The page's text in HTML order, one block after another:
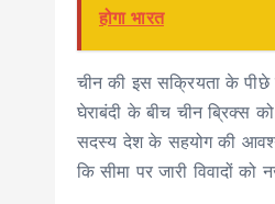
होगा भारत
चीन की इस सक्रियता के पीछे
घेराबंदी के बीच चीन ब्रिक्स
सदस्य देश के सहयोग की
कि सीमा पर जारी विवादों